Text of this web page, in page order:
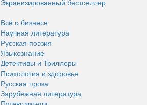
Экранизированный бестселлер
Всё о бизнесе
Научная литература
Русская поэзия
Языкознание
Детективы и Триллеры
Психология и здоровье
Русская проза
Зарубежная литература